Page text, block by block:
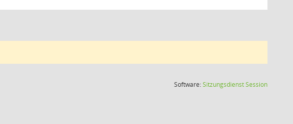
Software:SitzungsdienstSession(Wird in